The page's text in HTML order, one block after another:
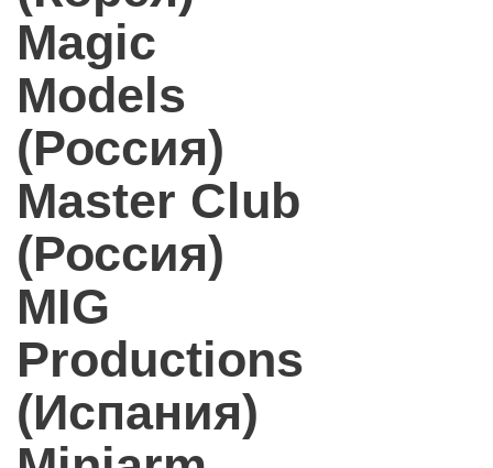
Magic
Models
(Россия)
Master Club
(Россия)
MIG
Productions
(Испания)